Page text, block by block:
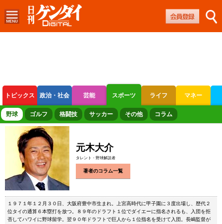
トピックス 政治・社会 芸能 スポーツ ライフ マネー
ボートレース 競輪 オートレース
野球 ゴルフ 格闘技 サッカー その他 コラム
元木大介
タレント・野球解説者
著者のコラム一覧
１９７１年１２月３０日、大阪府豊中市生まれ。上宮高時代に甲子園に３度出場し、歴代２
位タイの通算６本塁打を放つ。８９年のドラフト１位でダイエーに指名されるも、入団を拒
否してハワイに野球留学。翌９０年ドラフトで巨人から１位指名を受けて入団。長嶋監督が